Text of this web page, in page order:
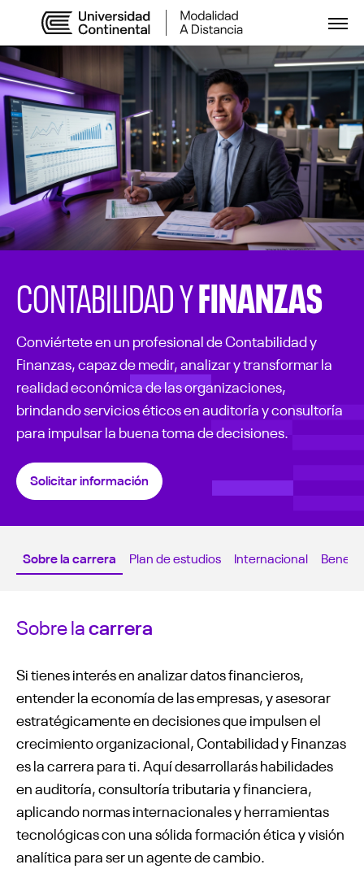
CONTABILIDAD YFINANZAS
Conviértete en un profesional de Contabilidad y
Finanzas, capaz de medir, analizar y transformar la
realidad económica de las organizaciones,
brindando servicios éticos en auditoría y consultoría
para impulsar la buena toma de decisiones.
Solicitar información
Sobre la carrera Plan de estudios Internacional
Sobre lacarrera
Si tienes interés en analizar datos financieros,
entender la economía de las empresas, y asesorar
estratégicamente en decisiones que impulsen el
crecimiento organizacional, Contabilidad y Finanzas
es la carrera para ti. Aquí desarrollarás habilidades
en auditoría, consultoría tributaria y financiera,
aplicando normas internacionales y herramientas
tecnológicas con una sólida formación ética y visión
analítica para ser un agente de cambio.